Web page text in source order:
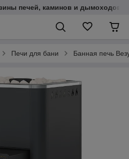
печей, каминов и дымоходов
Печи для бани Банная печь